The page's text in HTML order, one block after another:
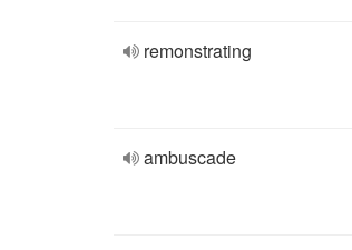
remonstrating
ambuscade